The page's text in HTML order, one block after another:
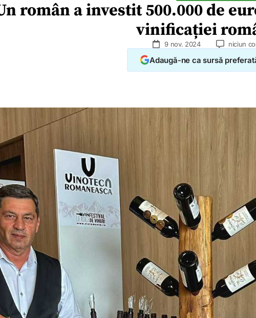
român a investit 500.000 de
vinificației
9 nov. 2024 niciun
Adaugă-ne ca sursă